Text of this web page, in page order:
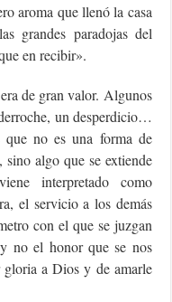
aroma que llenó la casa
grandes paradojas del
en recibir».
de gran valor. Algunos
un desperdicio…
que no es una forma de
sino algo que se extiende
interpretado como
el servicio a los demás
con el que se juzgan
no el honor que se nos
a Dios y de amarle